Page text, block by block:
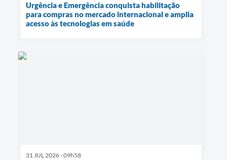
Urgência e Emergência conquista habilitação
para compras no mercado internacional e amplia
acesso às tecnologias em saúde
31 JUL 2026 - 09h58